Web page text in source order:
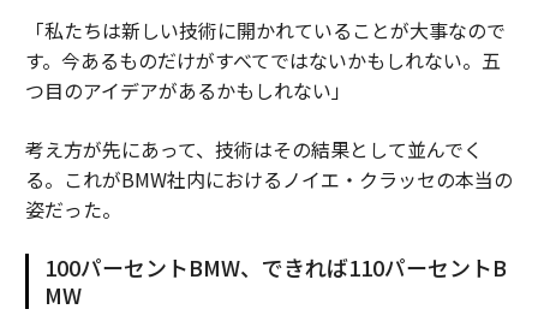
「私たちは新しい技術に開かれていることが大事なので
す。今あるものだけがすべてではないかもしれない。五
つ目のアイデアがあるかもしれない」
考え方が先にあって、技術はその結果として並んでく
る。これがBMW社内におけるノイエ・クラッセの本当の
姿だった。
100パーセントBMW、できれば110パーセントB
MW